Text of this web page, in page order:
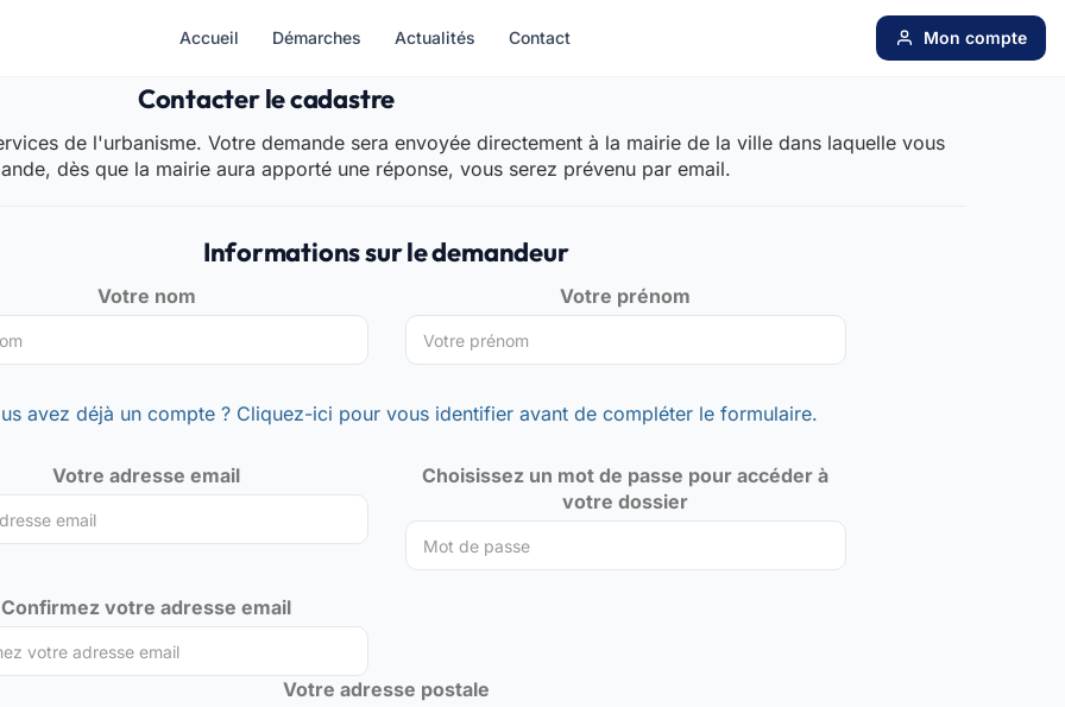
Accueil Démarches Actualités Contact Mon compte
Contacter le cadastre
de l'urbanisme. Votre demande sera envoyée directement à la mairie de la ville dans laquelle vous
dès que la mairie aura apporté une réponse, vous serez prévenu par email.
Informations sur le demandeur
Votre nom Votre prénom
avez déjà un compte ? Cliquez-ici pour vous identifier avant de compléter le formulaire.
Votre adresse email
Choisissez un mot de passe pour accéder à
votre dossier
Confirmez votre adresse email
Votre adresse postale